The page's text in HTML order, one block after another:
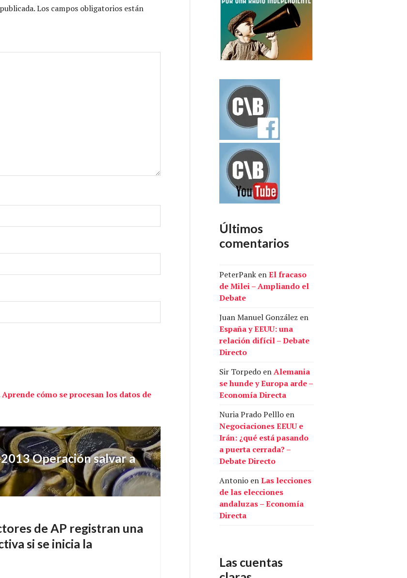
Los campos obligatorios están
Aprende cómo se procesan los datos de
Operación salvar a
de AP registran una
si se inicia la
Últimos
comentarios
PeterPank enEl fracaso
de Milei – Ampliando el
Debate
Juan Manuel González en
España y EEUU: una
relación difícil – Debate
Directo
Sir Torpedo enAlemania
se hunde y Europa arde –
Economía Directa
Nuria Prado Pelllo en
Negociaciones EEUU e
Irán: ¿qué está pasando
a puerta cerrada? –
Debate Directo
Antonio enLas lecciones
de las elecciones
andaluzas – Economía
Directa
Las cuentas